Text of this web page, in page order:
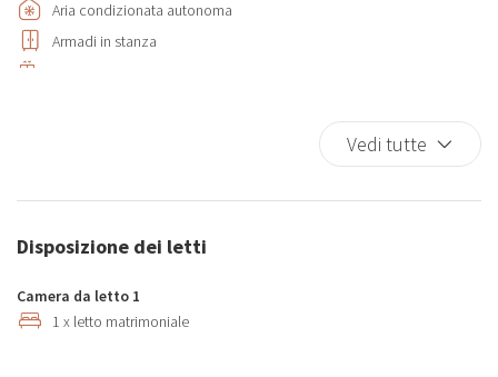
Aria condizionata autonoma
Armadi in stanza
Bagno privato
Bicchieri
Bidet
Casa a un livello
Vedi tutte
Disposizione dei letti
Camera da letto 1
1 x letto matrimoniale